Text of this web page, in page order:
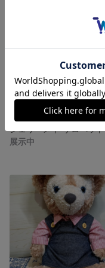
シェリーメイ*サロペット
展示中